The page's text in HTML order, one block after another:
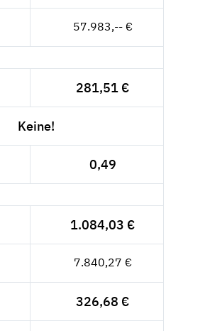
57.983,-- €
281,51 €
Keine!
0,49
1.084,03 €
7.840,27 €
326,68 €